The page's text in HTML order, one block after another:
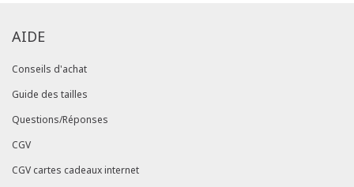
AIDE
Conseils d'achat
Guide des tailles
Questions/Réponses
CGV
CGV cartes cadeaux internet